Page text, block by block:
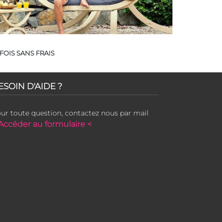
SANS FRAIS
D'AIDE ?
toute question, contactez nous par mail
au formulaire <